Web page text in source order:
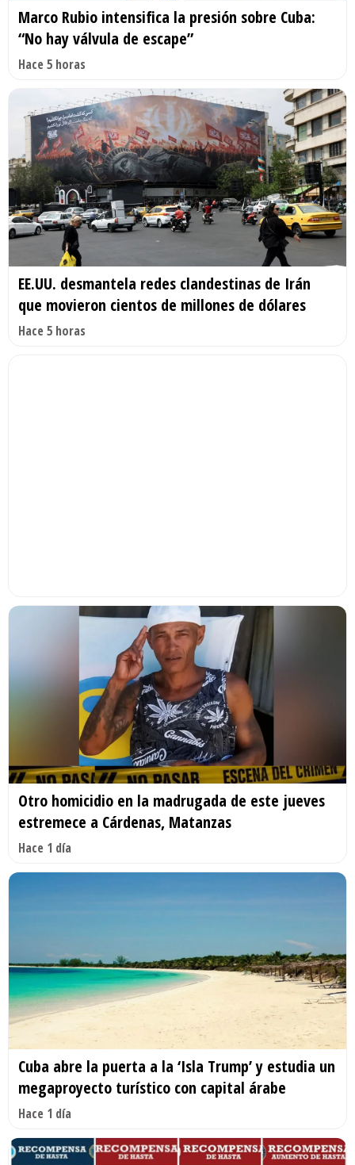
Marco Rubio intensifica la presión sobre Cuba:
“No hay válvula de escape”
Hace 5 horas
EE.UU. desmantela redes clandestinas de Irán
que movieron cientos de millones de dólares
Hace 5 horas
Otro homicidio en la madrugada de este jueves
estremece a Cárdenas, Matanzas
Hace 1 día
Cuba abre la puerta a la ‘Isla Trump’ y estudia un
megaproyecto turístico con capital árabe
Hace 1 día